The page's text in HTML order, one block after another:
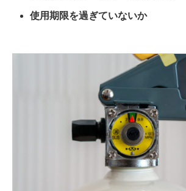
使用期限を過ぎていないか